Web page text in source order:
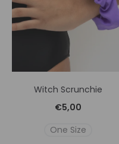
Witch Scrunchie
€5,00
One Size